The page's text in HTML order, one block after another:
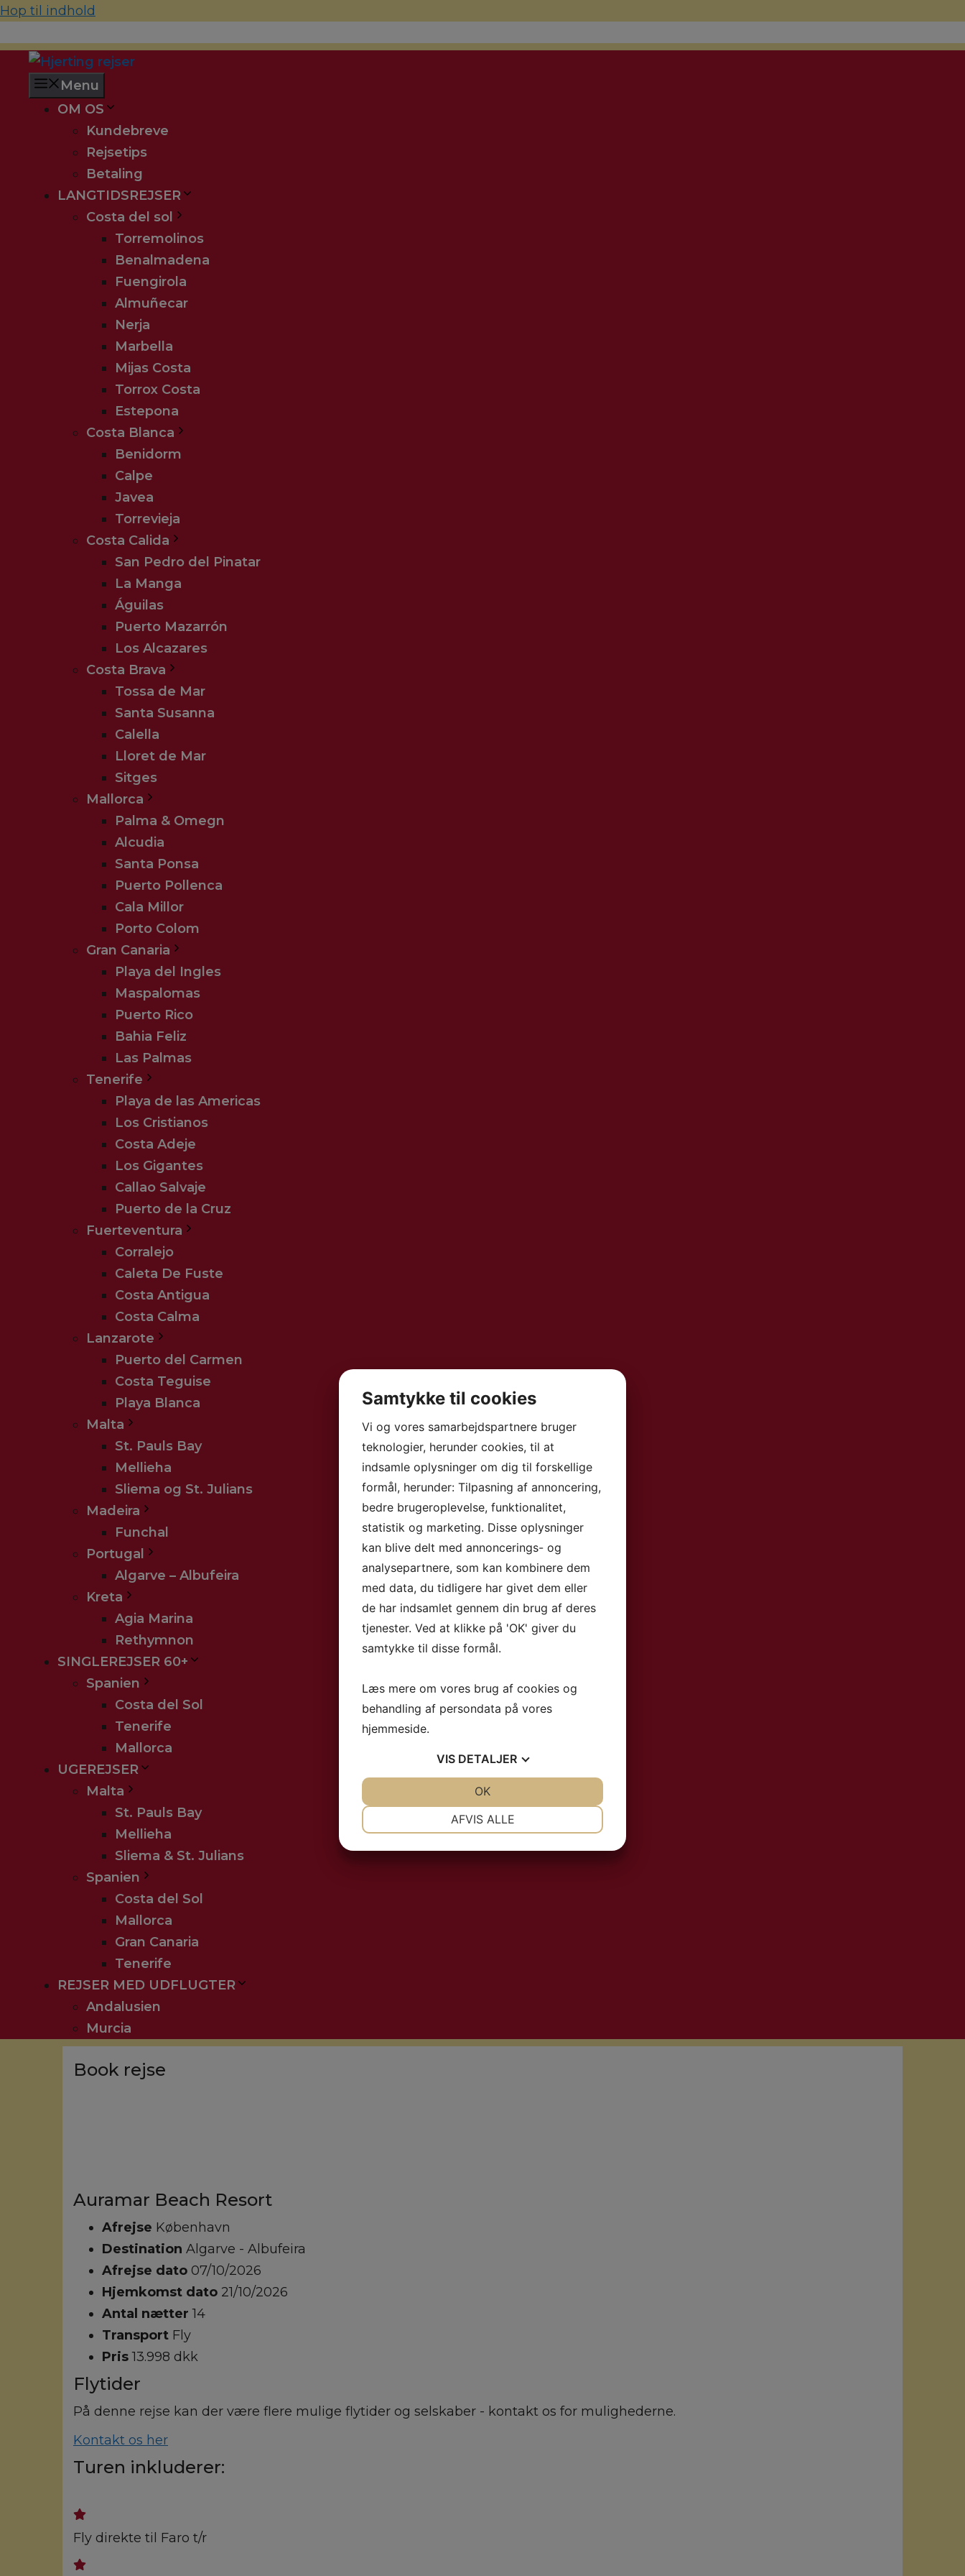
Hop til indhold
Menu
OM OS
Kundebreve
Rejsetips
Betaling
LANGTIDSREJSER
Costa del sol
Torremolinos
Benalmadena
Fuengirola
Almuñecar
Nerja
Marbella
Mijas Costa
Torrox Costa
Estepona
Costa Blanca
Benidorm
Calpe
Javea
Torrevieja
Costa Calida
San Pedro del Pinatar
La Manga
Águilas
Puerto Mazarrón
Los Alcazares
Costa Brava
Tossa de Mar
Santa Susanna
Calella
Lloret de Mar
Sitges
Mallorca
Palma & Omegn
Alcudia
Santa Ponsa
Puerto Pollenca
Cala Millor
Porto Colom
Gran Canaria
Playa del Ingles
Maspalomas
Puerto Rico
Bahia Feliz
Las Palmas
Tenerife
Playa de las Americas
Los Cristianos
Costa Adeje
Los Gigantes
Callao Salvaje
Puerto de la Cruz
Fuerteventura
Corralejo
Caleta De Fuste
Costa Antigua
Costa Calma
Lanzarote
Puerto del Carmen
Costa Teguise
Playa Blanca
Malta
St. Pauls Bay
Mellieha
Sliema og St. Julians
Madeira
Funchal
Portugal
Algarve – Albufeira
Kreta
Agia Marina
Rethymnon
SINGLEREJSER 60+
Spanien
Costa del Sol
Tenerife
Mallorca
UGEREJSER
Malta
St. Pauls Bay
Mellieha
Sliema & St. Julians
Spanien
Costa del Sol
Mallorca
Gran Canaria
Tenerife
REJSER MED UDFLUGTER
Andalusien
Murcia
Book rejse
Auramar Beach Resort
Afrejse København
Destination Algarve - Albufeira
Afrejse dato 07/10/2026
Hjemkomst dato 21/10/2026
Antal nætter 14
Transport Fly
Pris 13.998 dkk
Flytider
På denne rejse kan der være flere mulige flytider og selskaber - kontakt os for mulighederne.
Kontakt os her
Turen inkluderer:
Fly direkte til Faro t/r
Samtykke til cookies
Vi og vores samarbejdspartnere bruger
teknologier, herunder cookies, til at
indsamle oplysninger om dig til forskellige
formål, herunder: Tilpasning af annoncering,
bedre brugeroplevelse, funktionalitet,
statistik og marketing. Disse oplysninger
kan blive delt med annoncerings- og
analysepartnere, som kan kombinere dem
med data, du tidligere har givet dem eller
de har indsamlet gennem din brug af deres
tjenester. Ved at klikke på 'OK' giver du
samtykke til disse formål.
Læs mere om vores brug af cookies og
behandling af persondata på vores
hjemmeside.
VIS DETALJER
AFVIS ALLE
OK